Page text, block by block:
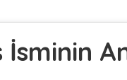
İsminin